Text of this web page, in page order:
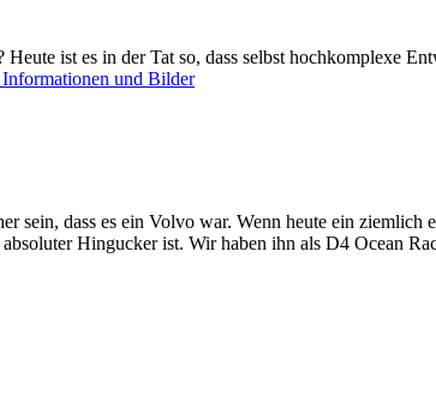
ist es in der Tat so, dass selbst hochkomplexe
und Bilder
dass es ein Volvo war. Wenn heute ein ziemlich
Hingucker ist. Wir haben ihn als D4 Ocean